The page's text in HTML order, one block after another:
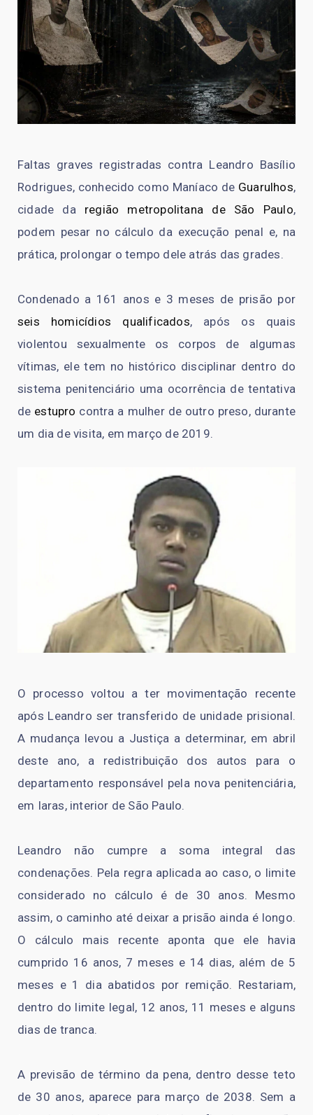
Faltas graves registradas contra Leandro Basílio
Rodrigues, conhecido como Maníaco de Guarulhos,
cidade da região metropolitana de São Paulo,
podem pesar no cálculo da execução penal e, na
prática, prolongar o tempo dele atrás das grades.
Condenado a 161 anos e 3 meses de prisão por
seis homicídios qualificados, após os quais
violentou sexualmente os corpos de algumas
vítimas, ele tem no histórico disciplinar dentro do
sistema penitenciário uma ocorrência de tentativa
de estupro contra a mulher de outro preso, durante
um dia de visita, em março de 2019.
O processo voltou a ter movimentação recente
após Leandro ser transferido de unidade prisional.
A mudança levou a Justiça a determinar, em abril
deste ano, a redistribuição dos autos para o
departamento responsável pela nova penitenciária,
em Iaras, interior de São Paulo.
Leandro não cumpre a soma integral das
condenações. Pela regra aplicada ao caso, o limite
considerado no cálculo é de 30 anos. Mesmo
assim, o caminho até deixar a prisão ainda é longo.
O cálculo mais recente aponta que ele havia
cumprido 16 anos, 7 meses e 14 dias, além de 5
meses e 1 dia abatidos por remição. Restariam,
dentro do limite legal, 12 anos, 11 meses e alguns
dias de tranca.
A previsão de término da pena, dentro desse teto
de 30 anos, aparece para março de 2038. Sem a